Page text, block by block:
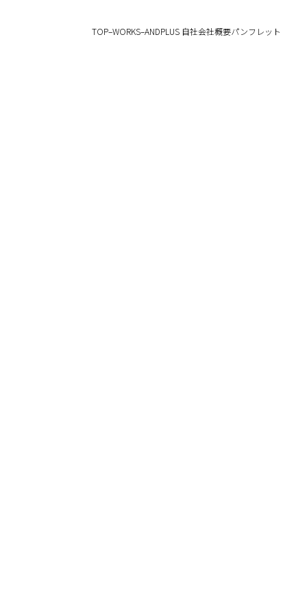
TOP–WORKS–ANDPLUS 自社会社概要パンフレット